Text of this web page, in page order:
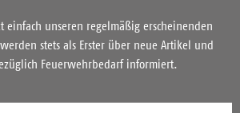
einfach unseren regelmäßig erscheinenden
stets als Erster über neue Artikel und
Feuerwehrbedarf informiert.